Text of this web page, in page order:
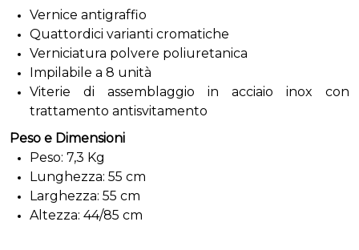
Vernice antigraffio
Quattordici varianti cromatiche
Verniciatura polvere poliuretanica
Impilabile a 8 unità
Viterie di assemblaggio in acciaio inox con
trattamento antisvitamento
Peso e Dimensioni
Peso: 7,3 Kg
Lunghezza: 55 cm
Larghezza: 55 cm
Altezza: 44/85 cm